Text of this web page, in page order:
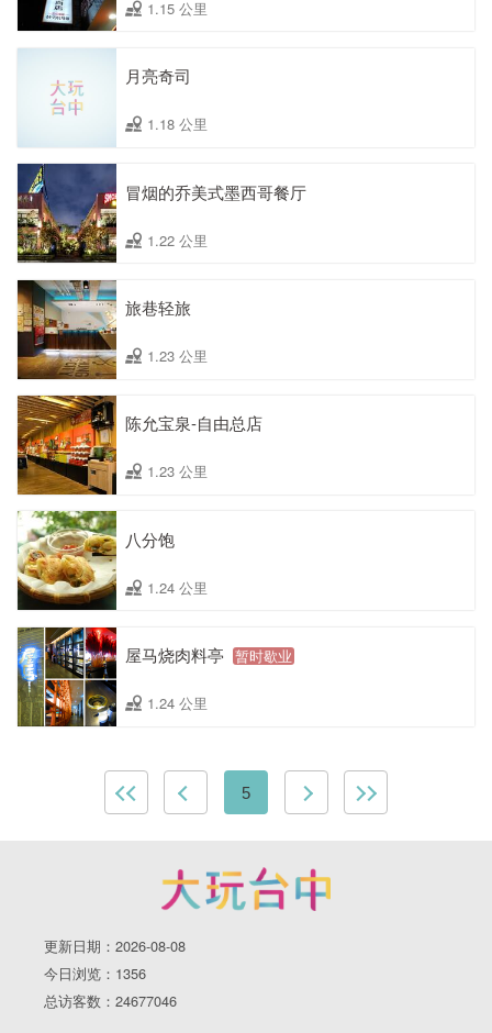
1.15 公里
月亮奇司
1.18 公里
冒烟的乔美式墨西哥餐厅
1.22 公里
旅巷轻旅
1.23 公里
陈允宝泉-自由总店
1.23 公里
八分饱
1.24 公里
屋马烧肉料亭 暂时歇业
1.24 公里
5
更新日期：2026-08-08
今日浏览：1356
总访客数：24677046